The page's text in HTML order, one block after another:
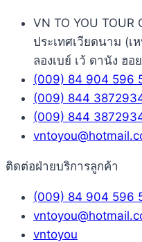
VN TO YOU TOUR
ประเทศเวียดนาม (
ลองเบย์ เว้ ดานัง ฮ
(009) 84 904 596
(009) 844
(009) 844
ติดต่อฝ่ายบริการลูกค้า
(009) 84 904 596
vntoyou